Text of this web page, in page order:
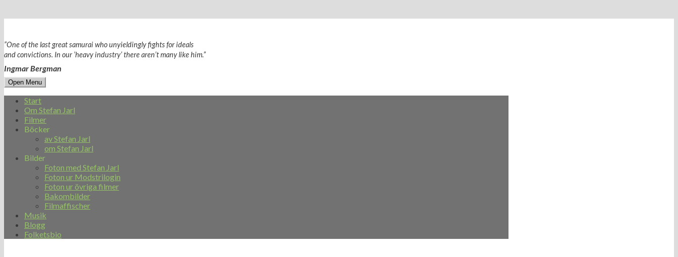
”One of the last great samurai who unyieldingly fights for ideals
and convictions. In our ’heavy industry’ there aren’t many like him.”
Ingmar Bergman
Open Menu
Start
Om Stefan Jarl
Filmer
Böcker
av Stefan Jarl
om Stefan Jarl
Bilder
Foton med Stefan Jarl
Foton ur Modstrilogin
Foton ur övriga filmer
Bakombilder
Filmaffischer
Musik
Blogg
Folketsbio